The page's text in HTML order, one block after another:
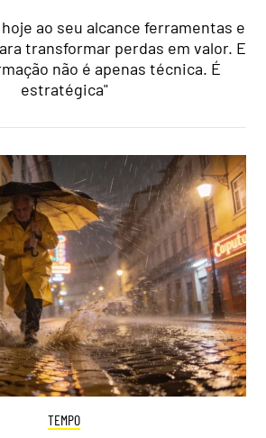
ao seu alcance ferramentas e
transformar perdas em valor. E
não é apenas técnica. É
estratégica"
TEMPO